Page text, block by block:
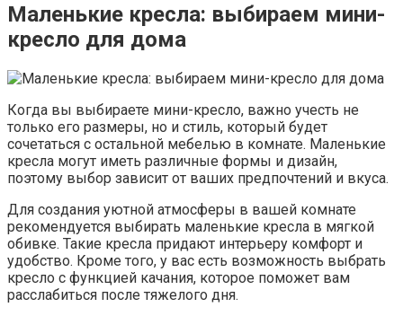
Маленькие кресла: выбираем мини-
кресло для дома
Когда вы выбираете мини-кресло, важно учесть не
только его размеры, но и стиль, который будет
сочетаться с остальной мебелью в комнате. Маленькие
кресла могут иметь различные формы и дизайн,
поэтому выбор зависит от ваших предпочтений и вкуса.
Для создания уютной атмосферы в вашей комнате
рекомендуется выбирать маленькие кресла в мягкой
обивке. Такие кресла придают интерьеру комфорт и
удобство. Кроме того, у вас есть возможность выбрать
кресло с функцией качания, которое поможет вам
расслабиться после тяжелого дня.